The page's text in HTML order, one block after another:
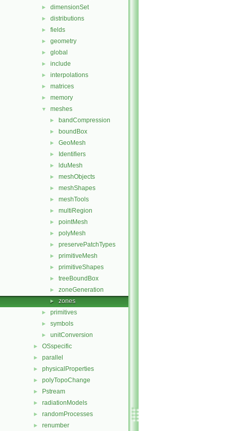
► dimensionSet
► distributions
► fields
► geometry
► global
► include
► interpolations
► matrices
► memory
▼ meshes
► bandCompression
► boundBox
► GeoMesh
► Identifiers
► lduMesh
► meshObjects
► meshShapes
► meshTools
► multiRegion
► pointMesh
► polyMesh
► preservePatchTypes
► primitiveMesh
► primitiveShapes
► treeBoundBox
► zoneGeneration
► zones
► primitives
► symbols
► unitConversion
► OSspecific
► parallel
► physicalProperties
► polyTopoChange
► Pstream
► radiationModels
► randomProcesses
► renumber